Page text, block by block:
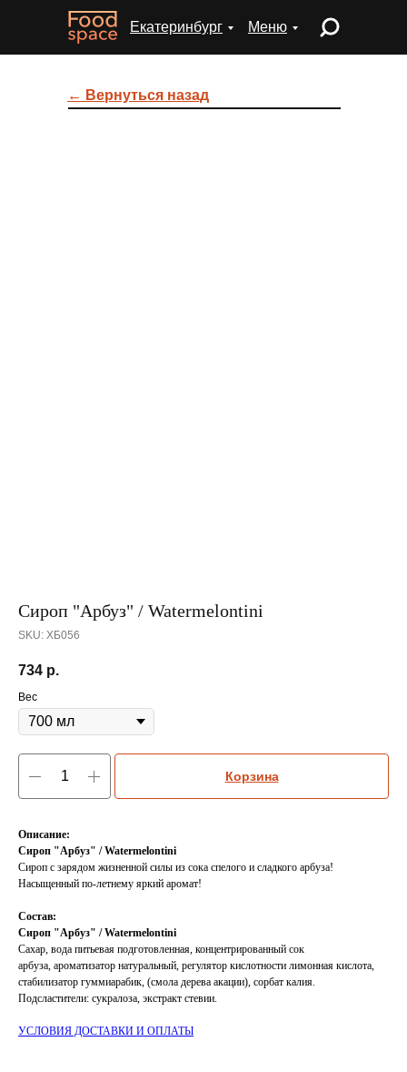
← Вернуться назад
Меню
Екатеринбург
Сироп "Арбуз" / Watermelontini
SKU: ХБ056
734 р.
Вес
Корзина
Описание:
Сироп "Арбуз" / Watermelontini
Сироп с зарядом жизненной силы из сока спелого и сладкого арбуза!
Насыщенный по-летнему яркий аромат!
Состав:
Сироп "Арбуз" / Watermelontini
Сахар, вода питьевая подготовленная, концентрированный сок
арбуза, ароматизатор натуральный, регулятор кислотности лимонная кислота,
стабилизатор гуммиарабик, (смола дерева акации), сорбат калия.
Подсластители: сукралоза, экстракт стевии.
УСЛОВИЯ ДОСТАВКИ И ОПЛАТЫ